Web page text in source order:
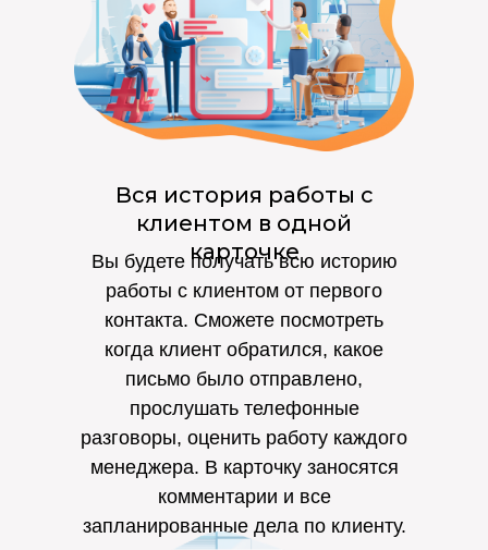
Вся история работы с
клиентом в одной
карточке
Вы будете получать всю историю
работы с клиентом от первого
контакта. Сможете посмотреть
когда клиент обратился, какое
письмо было отправлено,
прослушать телефонные
разговоры, оценить работу каждого
менеджера. В карточку заносятся
комментарии и все
запланированные дела по клиенту.